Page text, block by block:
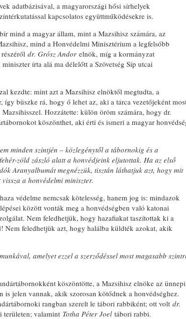
adatbázisával, a magyarországi hősi sírhelyek
kapcsolatos együttműködésekre is.
mind a magyar állam, mint a Mazsihisz számára, az
mind a Honvédelmi Minisztérium a legfelsőbb
dr. Grósz Andor elnök, míg a kormányzat
írta alá ma délelőtt a Szövetség Síp utcai
kezdte: mint azt a Mazsihisz elnöktől megtudta, a
büszke rá, hogy ő lehet az, aki a tárca vezetőjeként
Hozzátette: külön öröm számára, hogy dr.
köszönthet, aki érti és ismeri a magyar
minden szintjén – közlegénytől a tábornokig és a
zöld zászló alatt a honvédjeink eljutottak. Ha az első
Aranyalbumát megnézzük, tisztán láthatjuk azt, hogy mit
a honvédelmi miniszter.
védelme nemcsak kötelesség, hanem jog is: mindazok
között vonták meg a honvédségben való katonai
Nem feledhetjük, hogy hazafiakat taszítottak ki a
Nem feledhetjük azt, hogy halálba küldték azokat, akik
amelyet ezzel a szerződéssel most magasabb
köszöntötte, a Mazsihisz elnöke az ünnepi
is jelen vannak, akik szorosan kötődnek a honvédséghez.
rangban szerelt le tábori rabbiként; ott volt dr.
területen; valamint Totha Péter Joel tábori rabbi.